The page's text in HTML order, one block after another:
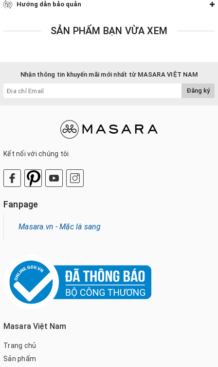
Hướng dẫn bảo quản
SẢN PHẨM BẠN VỪA XEM
Nhận thông tin khuyến mãi mới nhất từ MASARA VIỆT NAM
Đăng ký
Kết nối với chúng tôi
Fanpage
Masara.vn - Mặc là sang
Masara Việt Nam
Trang chủ
Sản phẩm